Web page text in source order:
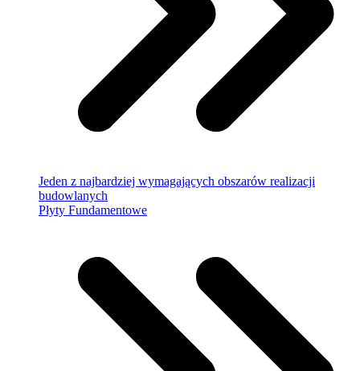
Jeden z najbardziej wymagających obszarów realizacji
budowlanych
Płyty Fundamentowe